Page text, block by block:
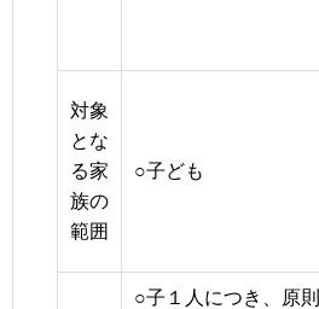
対象
とな
る家
族の
範囲
○子ども
○子１人につき、原則